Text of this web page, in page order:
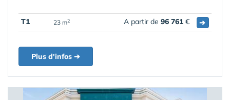
T1 23 m2 A partir de 96 761 € ➔
Plus d'infos ➔